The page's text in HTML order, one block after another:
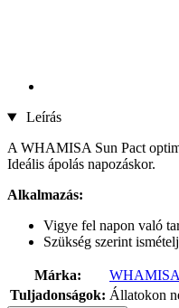
Leírás
A WHAMISA Sun Pact
Ideális ápolás napozáskor.
Alkalmazás:
Vigye fel napon való
Szükség szerint
Márka:
WHAMISA
Tuljadonságok: Állatokon